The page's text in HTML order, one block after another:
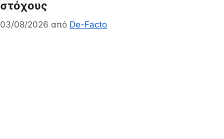
στόχους
03/08/2026 από De-Facto